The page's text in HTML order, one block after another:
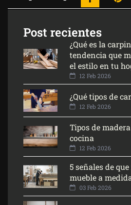
Post recientes
¿Qué es la
tendencia que
el estilo en tu
12 Feb 2026
¿Qué tipos de
12 Feb 2026
Tipos de
cocina
12 Feb 2026
5 señales de
mueble a
03 Feb 2026